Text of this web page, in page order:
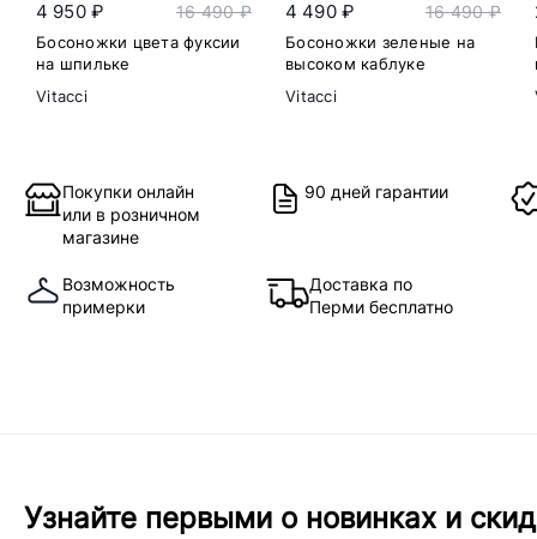
4 950 ₽ 16 490 ₽
Босоножки цвета фуксии
на шпильке
Vitacci
4 490 ₽ 16 490 ₽
Босоножки зеленые на
высоком каблуке
Vitacci
Покупки онлайн
или в розничном
магазине
90 дней гарантии
Возможность
примерки
Доставка по
Перми бесплатно
Узнайте первыми о новинках и